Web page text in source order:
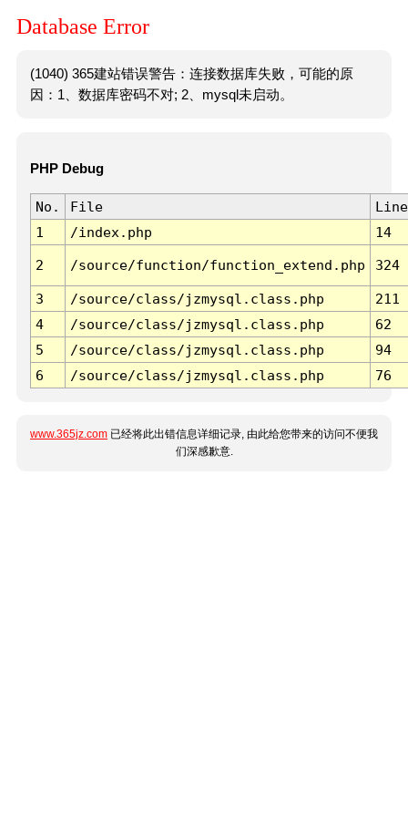
Database Error
(1040) 365建站错误警告：连接数据库失败，可能的原
因：1、数据库密码不对; 2、mysql未启动。
PHP Debug
No. File
Line
1
/index.php 14
2 /source/function/function_extend.php 324
3 /source/class/jzmysql.class.php
211
4
/source/class/jzmysql.class.php
62
5
/source/class/jzmysql.class.php
94
6
/source/class/jzmysql.class.php 76
www.365jz.com 已经将此出错信息详细记录, 由此给您带来的访问不便我
们深感歉意.